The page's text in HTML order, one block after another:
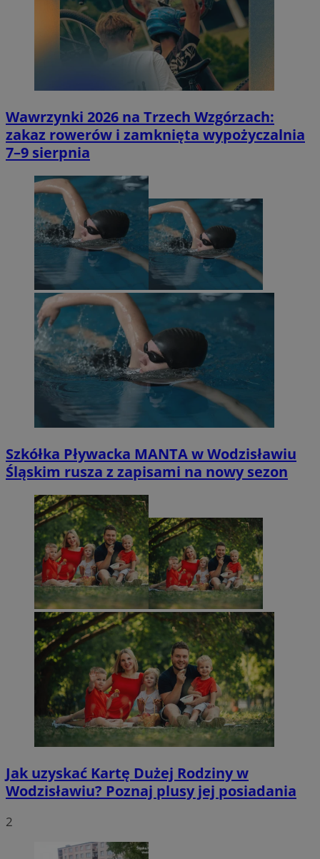
Wawrzynki 2026 na Trzech Wzgórzach:
zakaz rowerów i zamknięta wypożyczalnia
7–9 sierpnia
Szkółka Pływacka MANTA w Wodzisławiu
Śląskim rusza z zapisami na nowy sezon
Jak uzyskać Kartę Dużej Rodziny w
Wodzisławiu? Poznaj plusy jej posiadania
2